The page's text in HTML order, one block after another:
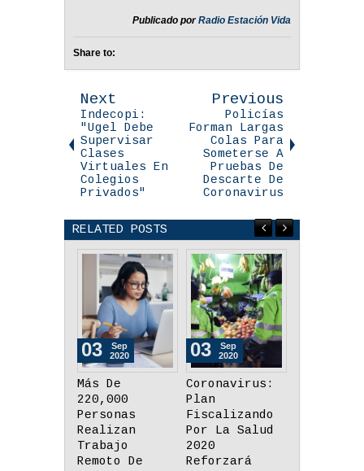
Publicado porRadio Estación Vida
Share to:
Next
Indecopi:
"Ugel Debe
Supervisar
Clases
Virtuales En
Colegios
Privados"
Previous
Policías
Forman Largas
Colas Para
Someterse A
Pruebas De
Descarte De
Coronavirus
RELATED POSTS
Coronavirus:
Plan
Fiscalizando
Por La Salud
2020
Reforzará
03
Sep
2020
¿Cuáles Deben
Ser Las
Prioridades
Para Cerrar
La Brecha
Educativa
03
Sep
2020